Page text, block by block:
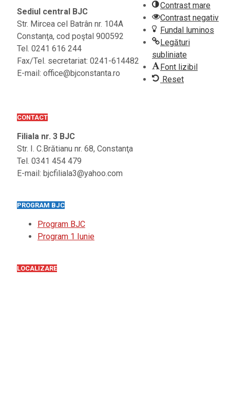
Sediul central BJC
Str. Mircea cel Batrân nr. 104A
Constanţa, cod poştal 900592
Tel. 0241 616 244
Fax/Tel. secretariat: 0241-614482
E-mail: office@bjconstanta.ro
CONTACT
Filiala nr. 3 BJC
Str. I. C.Brătianu nr. 68, Constanţa
Tel. 0341 454 479
E-mail: bjcfiliala3@yahoo.com
PROGRAM BJC
Program BJC
Program 1 Iunie
LOCALIZARE
Contrast mare
Contrast negativ
Fundal luminos
Legături
subliniate
Font lizibil
Reset